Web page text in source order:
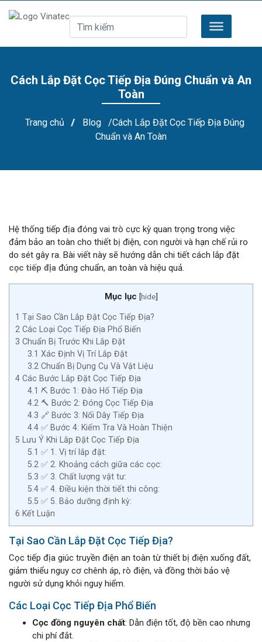
Cách Lắp Đặt Cọc Tiếp Địa Đúng Chuẩn và An
Toàn
Trang chủ / Blog
/Cách Lắp Đặt Cọc Tiếp Địa Đúng
Chuẩn và An Toàn
Hệ thống tiếp địa đóng vai trò cực kỳ quan trọng trong việc
đảm bảo an toàn cho thiết bị điện, con người và hạn chế rủi ro
do sét gây ra. Bài viết này sẽ hướng dẫn chi tiết cách lắp đặt
cọc tiếp địa đúng chuẩn, an toàn và hiệu quả.
Mục lục [hide]
1 Tại Sao Cần Lắp Đặt Cọc Tiếp Địa?
2 Các Loại Cọc Tiếp Địa Phổ Biến
3 Chuẩn Bị Trước Khi Lắp Đặt
3.1 Xác Định Vị Trí Lắp Đặt
3.2 Chuẩn Bị Dụng Cụ Và Vật Liệu
4 Các Bước Lắp Đặt Cọc Tiếp Địa
4.1 ⛏️ Bước 1: Đào Hố Tiếp Địa
4.2 🔨 Bước 2: Đóng Cọc Tiếp Địa
4.3 🔗 Bước 3: Nối Dây Tiếp Địa
4.4 ✅ Bước 4: Kiểm Tra Và Hoàn Thiện
5 Lưu Ý Khi Lắp Đặt Cọc Tiếp Địa
5.1 ✅ 1. Vị trí lắp đặt:
5.2 ✅ 2. Khoảng cách giữa các cọc:
5.3 ✅ 3. Chất lượng vật tư:
5.4 ✅ 4. Điều kiện thời tiết thi công:
5.5 ✅ 5. Bảo dưỡng định kỳ:
6 Kết Luận
Tại Sao Cần Lắp Đặt Cọc Tiếp Địa?
Cọc tiếp địa giúc truyền điện an toàn từ thiết bị điện xuống đất,
giảm thiểu nguy cơ chênh áp, rò điện, và đồng thời bảo vệ
người sử dụng khỏi nguy hiểm.
Các Loại Cọc Tiếp Địa Phổ Biến
Cọc đồng nguyên chất: Dẫn điện tốt, độ bền cao nhưng
chi phí đắt.